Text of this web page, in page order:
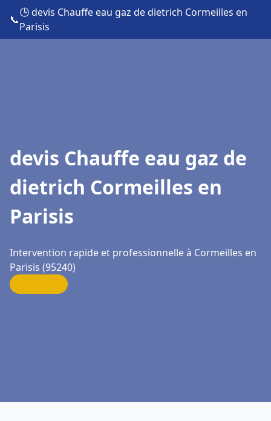
📞
🕒 devis Chauffe eau gaz de dietrich Cormeilles en
Parisis
devis Chauffe eau gaz de
dietrich Cormeilles en
Parisis
Intervention rapide et professionnelle à Cormeilles en
Parisis (95240)